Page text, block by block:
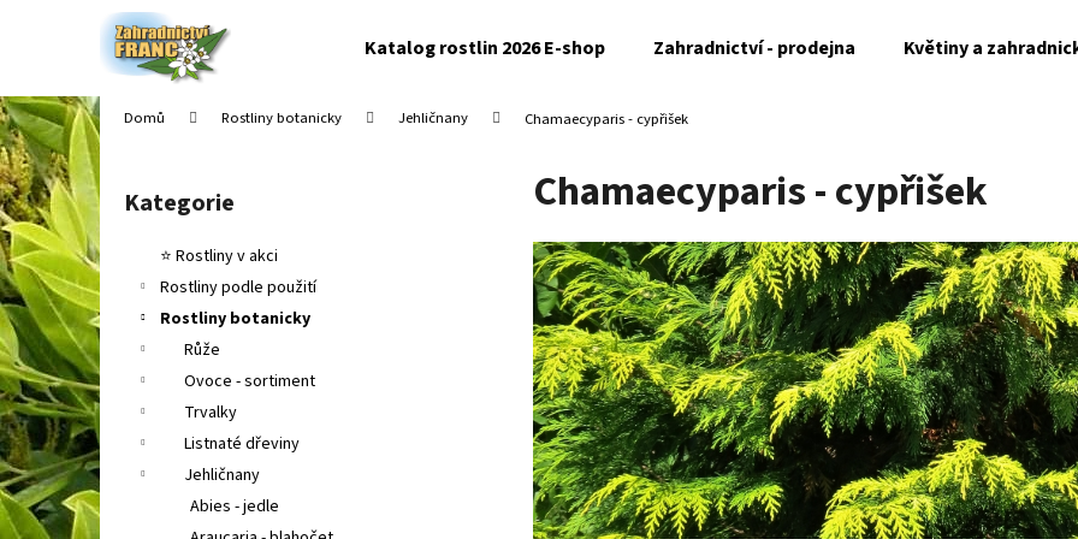
Katalog rostlin 2026 E-shop Zahradnictví - prodejna Květiny a
Domů Rostliny botanicky Jehličnany Chamaecyparis - cypřišek
P
o
s
t
r
a
n
n
í
p
a
n
Přeskočit
kategorie
Kategorie
⭐ Rostliny v akci
Rostliny podle použití
Rostliny botanicky
Růže
Ovoce - sortiment
Trvalky
Listnaté dřeviny
Jehličnany
Abies - jedle
Chamaecyparis - cypřišek
í
k
Zpět
do
obchodu
Zpět
do
obchodu
Co potřebujete najít?
Doporučujeme